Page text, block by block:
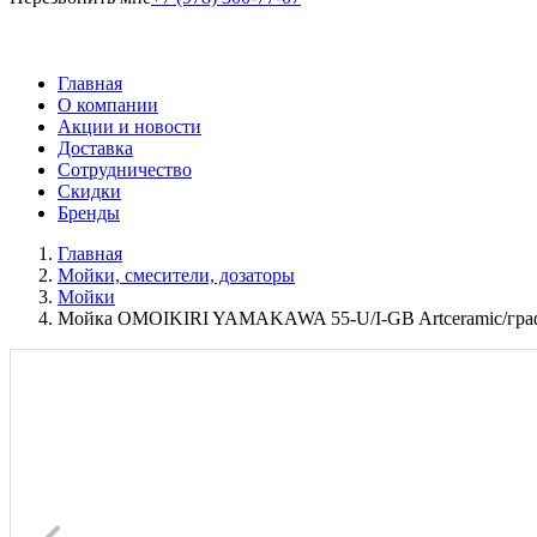
Главная
О компании
Акции и новости
Доставка
Сотрудничество
Скидки
Бренды
Главная
Мойки, смесители, дозаторы
Мойки
Мойка OMOIKIRI YAMAKAWA 55-U/I-GB Artceramic/